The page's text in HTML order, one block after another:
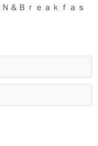
＆Ｂｒｅａｋｆａｓ